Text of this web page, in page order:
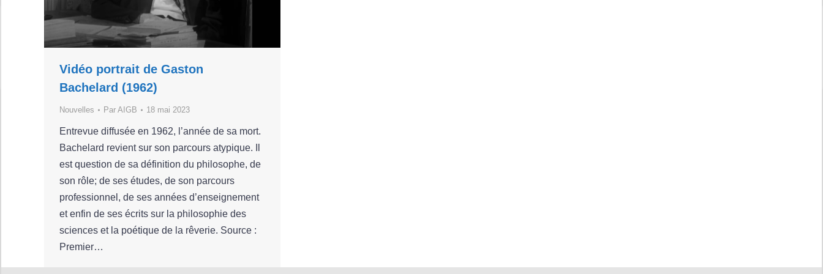
Vidéo portrait de Gaston
Bachelard (1962)
Nouvelles Par AIGB 18 mai 2023
Entrevue diffusée en 1962, l’année de sa mort.
Bachelard revient sur son parcours atypique. Il
est question de sa définition du philosophe, de
son rôle; de ses études, de son parcours
professionnel, de ses années d’enseignement
et enfin de ses écrits sur la philosophie des
sciences et la poétique de la rêverie. Source :
Premier…